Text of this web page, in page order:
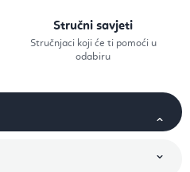
Stručni savjeti
Stručnjaci koji će ti pomoći u
odabiru